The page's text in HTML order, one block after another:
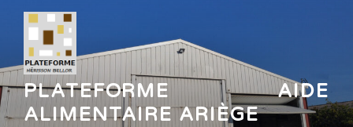
contenu
principal
PLATEFORME AIDE
ALIMENTAIRE ARIÈGE